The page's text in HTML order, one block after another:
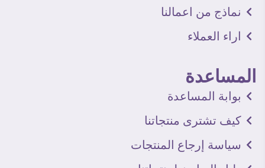
نماذج من اعمالنا
اراء العملاء
المساعدة
بوابة المساعدة
كيف تشترى منتجاتنا
سياسة إرجاع المنتجات